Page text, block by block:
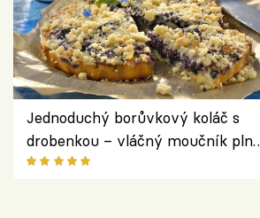
Jednoduchý borůvkový koláč s
drobenkou – vláčný moučník plný
ovoce